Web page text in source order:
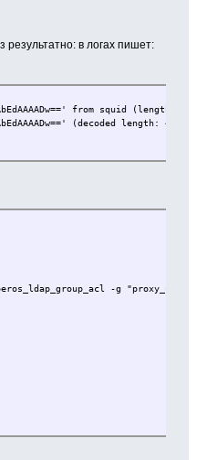
в логах пишет:
from squid (length: 59).
(decoded length: 40).
-g